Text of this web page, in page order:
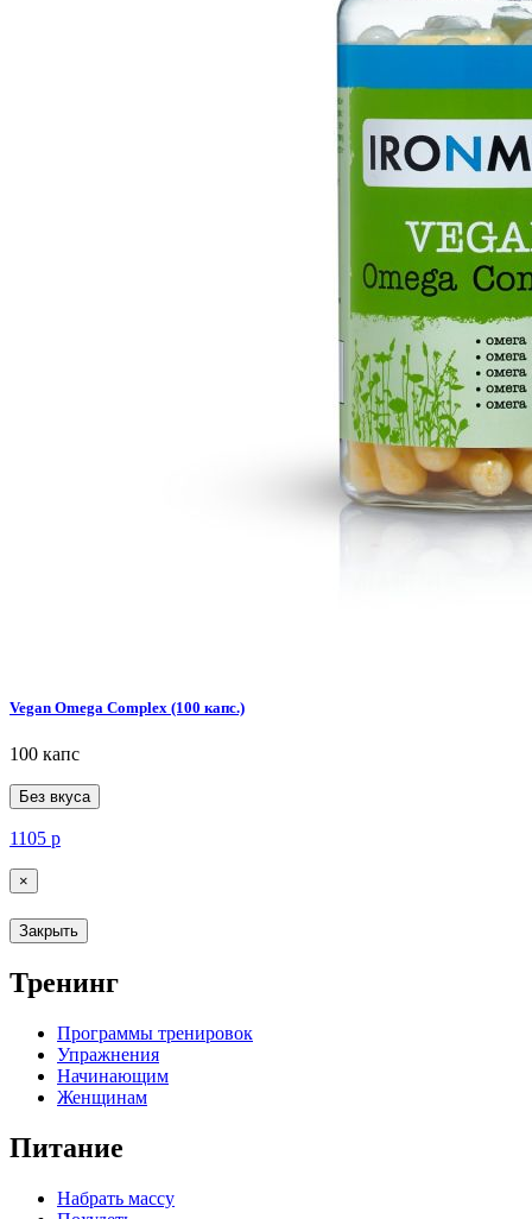
Vegan Omega Complex (100 капс.)
100 капс
Без вкуса
1105 р
×
Закрыть
Тренинг
Программы тренировок
Упражнения
Начинающим
Женщинам
Питание
Набрать массу